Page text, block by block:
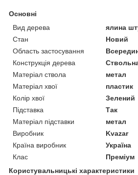
Основні
Вид дерева
ялина
Стан
Новий
Область застосування
Конструкція дерева
Матеріал ствола
метал
Матеріал хвої
пластик
Колір хвої
Зелений
Підставка
Так
Матеріал підставки
метал
Виробник
Kvazar
Країна виробник
Україна
Клас
Преміум
Користувальницькі характеристики